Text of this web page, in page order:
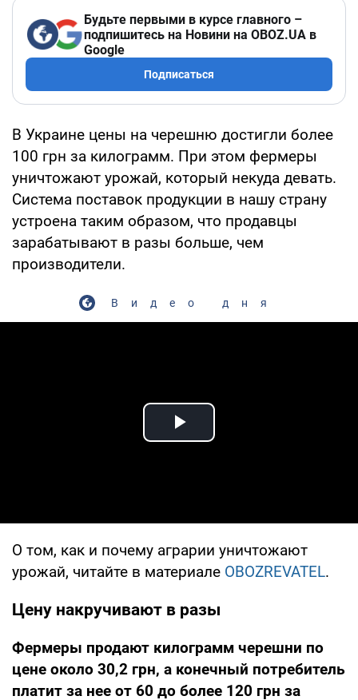
Будьте первыми в курсе главного –
подпишитесь на Новини на OBOZ.UA в
Google
Подписаться
В Украине цены на черешню достигли более
100 грн за килограмм. При этом фермеры
уничтожают урожай, который некуда девать.
Система поставок продукции в нашу страну
устроена таким образом, что продавцы
зарабатывают в разы больше, чем
производители.
Видео дня
Play Video
О том, как и почему аграрии уничтожают
урожай, читайте в материале OBOZREVATEL.
Цену накручивают в разы
Фермеры продают килограмм черешни по
цене около 30,2 грн, а конечный потребитель
платит за нее от 60 до более 120 грн за